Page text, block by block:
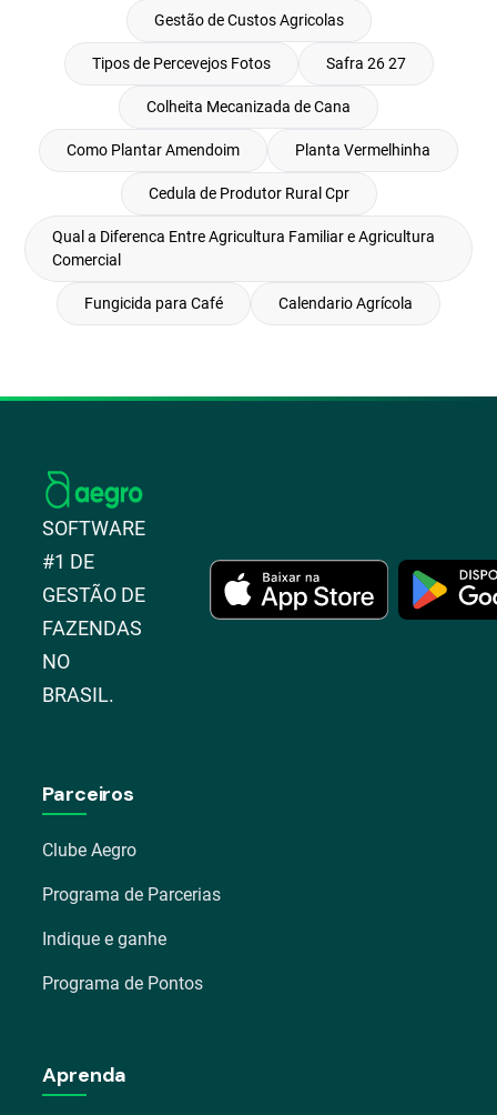
Gestão de Custos Agricolas
Tipos de Percevejos Fotos Safra 26 27
Colheita Mecanizada de Cana
Como Plantar Amendoim Planta Vermelhinha
Cedula de Produtor Rural Cpr
Qual a Diferenca Entre Agricultura Familiar e Agricultura
Comercial
Fungicida para Café Calendario Agrícola
SOFTWARE
#1 DE
GESTÃO DE
FAZENDAS
NO
BRASIL.
Parceiros
Clube Aegro
Programa de Parcerias
Indique e ganhe
Programa de Pontos
Aprenda